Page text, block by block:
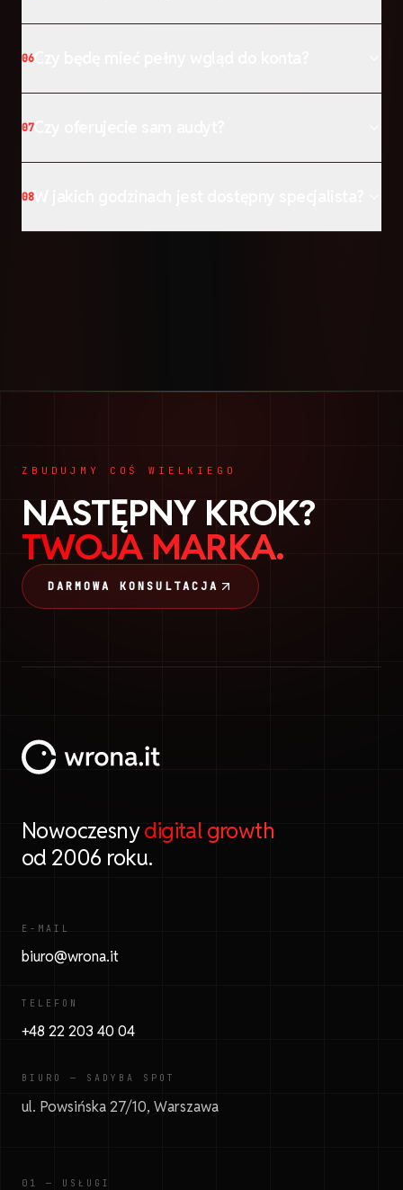
06Czy będę mieć pełny wgląd do konta?
07Czy oferujecie sam audyt?
08W jakich godzinach jest dostępny specjalista?
ZBUDUJMY COŚ WIELKIEGO
NASTĘPNY KROK?
TWOJA MARKA.
DARMOWA KONSULTACJA
Nowoczesnydigital growth
od 2006 roku.
E-MAIL
biuro@wrona.it
TELEFON
+48 22 203 40 04
BIURO — SADYBA SPOT
ul. Powsińska 27/10, Warszawa
01 — USŁUGI